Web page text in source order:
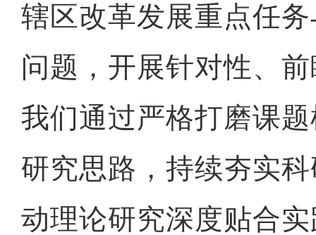
辖区改革发展重点任
问题，开展针对性、
我们通过严格打磨课
研究思路，持续夯实
动理论研究深度贴合